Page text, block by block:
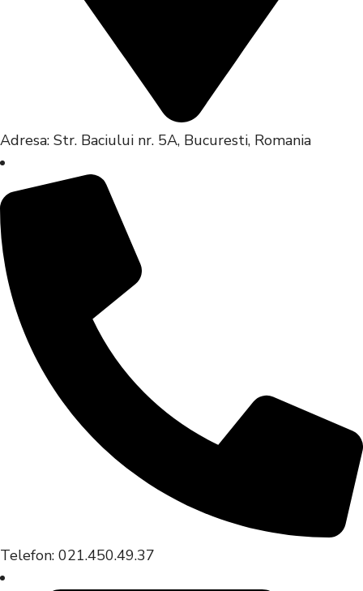
Adresa: Str. Baciului nr. 5A, Bucuresti, Romania
Telefon: 021.450.49.37